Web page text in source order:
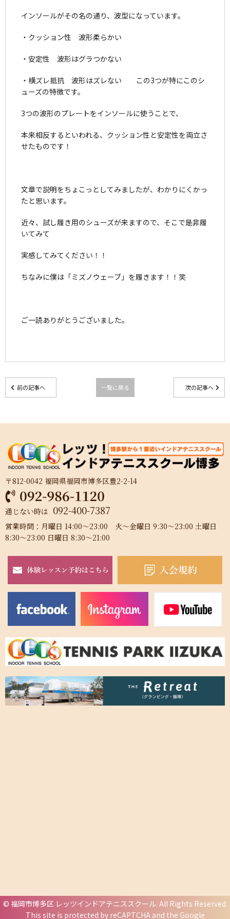
インソールがその名の通り、波型になっています。
・クッション性 波形柔らかい
・安定性 波形はグラつかない
・横ズレ抵抗 波形はズレない この3つが特にこのシ
ューズの特徴です。
3つの波形のプレートをインソールに使うことで、
本来相反するといわれる、クッション性と安定性を両立さ
せたものです！
文章で説明をちょこっとしてみましたが、わかりにくかっ
たと思います。
近々、試し履き用のシューズが来ますので、そこで是非履
いてみて
実感してみてください！！
ちなみに僕は「ミズノウェーブ」を履きます！！笑
ご一読ありがとうございました。
前の記事へ 一覧に戻る 次の記事へ
〒812-0042 福岡県福岡市博多区豊2-2-14
通じない時は 092-400-7387
営業時間：月曜日 14:00～23:00 火～金曜日 9:30～23:00 土曜日
8:30～23:00 日曜日 8:30～21:00
© 福岡市博多区 レッツインドアテニススクール. All Rights Reserved.
This site is protected by reCAPTCHA and the Google